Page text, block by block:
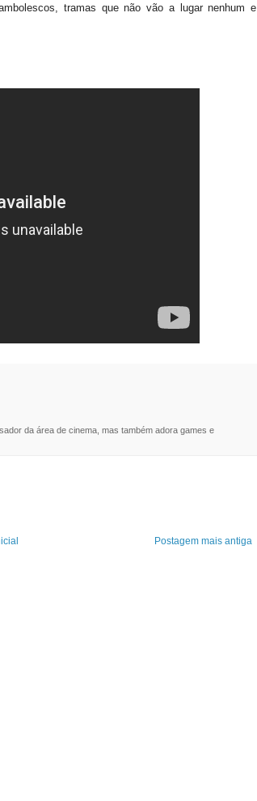
tramas que não vão a lugar nenhum e
da área de cinema, mas também adora games e
Postagem mais antiga